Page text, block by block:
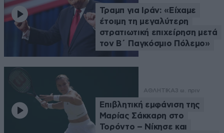
Τραμπ για Ιράν: «Είχαμε
έτοιμη τη μεγαλύτερη
στρατιωτική επιχείρηση μετά
τον Β΄ Παγκόσμιο Πόλεμο»
ΑΘΛΗΤΙΚΑ3 ω. πριν
Επιβλητική εμφάνιση της
Μαρίας Σάκκαρη στο
Τορόντο – Νίκησε και